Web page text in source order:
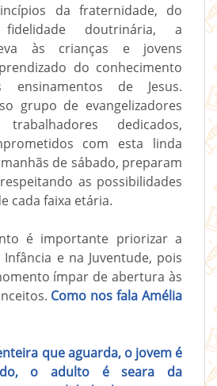
da fraternidade, do
doutrinária, a
às crianças e jovens
do conhecimento
de Jesus.
grupo de evangelizadores
dedicados,
com esta linda
de sábado, preparam
as possibilidades
cada faixa etária.
é importante priorizar a
Infância e na Juventude, pois
ímpar de abertura às
Como nos fala Amélia
que aguarda, o jovem é
o adulto é seara da